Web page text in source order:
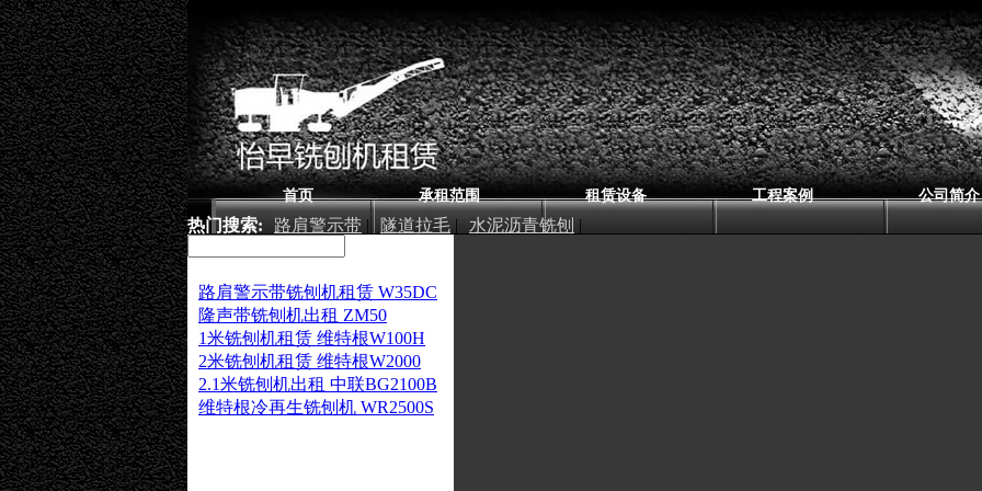
首页 承租范围 租赁设备 工程案例 公司简介
热门搜索: 路肩警示带 | 隧道拉毛 | 水泥沥青铣刨 |
厂房铣刨|
路肩警示带铣刨机租赁 W35DC
隆声带铣刨机出租 ZM50
1米铣刨机租赁 维特根W100H
2米铣刨机租赁 维特根W2000
2.1米铣刨机出租 中联BG2100B
维特根冷再生铣刨机 WR2500S